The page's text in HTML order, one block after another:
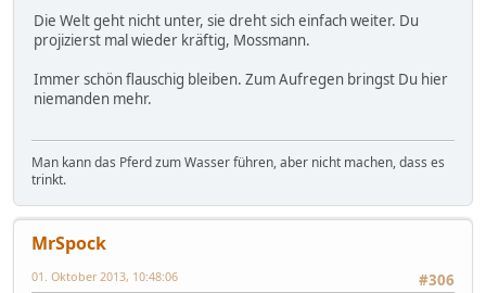
Die Welt geht nicht unter, sie dreht sich einfach weiter. Du
projizierst mal wieder kräftig, Mossmann.
Immer schön flauschig bleiben. Zum Aufregen bringst Du hier
niemanden mehr.
Man kann das Pferd zum Wasser führen, aber nicht machen, dass es
trinkt.
MrSpock
#306
01. Oktober 2013, 10:48:06